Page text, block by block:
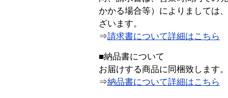
かかる場合等）によりましては
ざいます。
⇒請求書について詳細はこちら
■納品書について
お届けする商品に同梱致します。
⇒納品書について詳細はこちら